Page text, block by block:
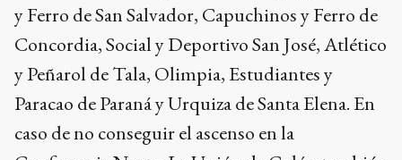
y Ferro de San Salvador, Capuchinos y Ferro de
Concordia, Social y Deportivo San José, Atlético
y Peñarol de Tala, Olimpia, Estudiantes y
Paracao de Paraná y Urquiza de Santa Elena. En
caso de no conseguir el ascenso en la